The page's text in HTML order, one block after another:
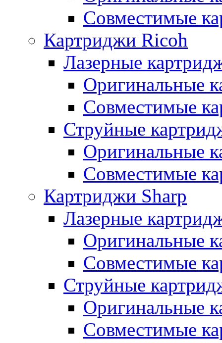
Совместимые
Картриджи Ricoh
Лазерные
Оригинальные
Совместимые
Струйные
Оригинальные
Совместимые
Картриджи Sharp
Лазерные
Оригинальные
Совместимые
Струйные
Оригинальные
Совместимые